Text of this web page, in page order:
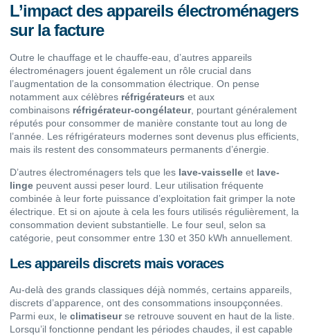
L’impact des appareils électroménagers
sur la facture
Outre le chauffage et le chauffe-eau, d’autres appareils
électroménagers jouent également un rôle crucial dans
l’augmentation de la consommation électrique. On pense
notamment aux célèbres réfrigérateurs et aux
combinaisons réfrigérateur-congélateur, pourtant généralement
réputés pour consommer de manière constante tout au long de
l’année. Les réfrigérateurs modernes sont devenus plus efficients,
mais ils restent des consommateurs permanents d’énergie.
D’autres électroménagers tels que les lave-vaisselle et lave-
linge peuvent aussi peser lourd. Leur utilisation fréquente
combinée à leur forte puissance d’exploitation fait grimper la note
électrique. Et si on ajoute à cela les fours utilisés régulièrement, la
consommation devient substantielle. Le four seul, selon sa
catégorie, peut consommer entre 130 et 350 kWh annuellement.
Les appareils discrets mais voraces
Au-delà des grands classiques déjà nommés, certains appareils,
discrets d’apparence, ont des consommations insoupçonnées.
Parmi eux, le climatiseurse retrouve souvent en haut de la liste.
Lorsqu’il fonctionne pendant les périodes chaudes, il est capable